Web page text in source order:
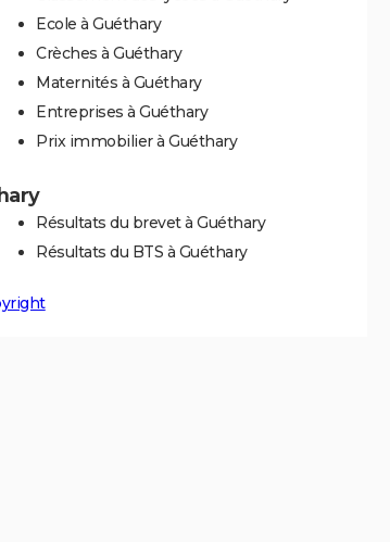
Ecole à Guéthary
Crèches à Guéthary
Maternités à Guéthary
Entreprises à Guéthary
Prix immobilier à Guéthary
Résultats du brevet à Guéthary
Résultats du BTS à Guéthary